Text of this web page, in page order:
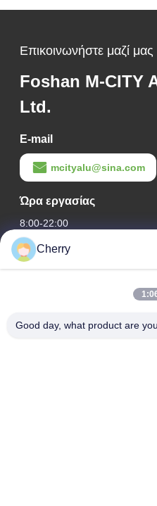
Επικοινωνήστε μαζί μας
Foshan M-CITY
Ltd.
E-mail
mcityalu@sina.com
Ώρα εργασίας
8:00-22:00
Η διεύθυνσή μας
Βιομηχανικό πάρκο Hegui,
Cherry
Good day, what product are